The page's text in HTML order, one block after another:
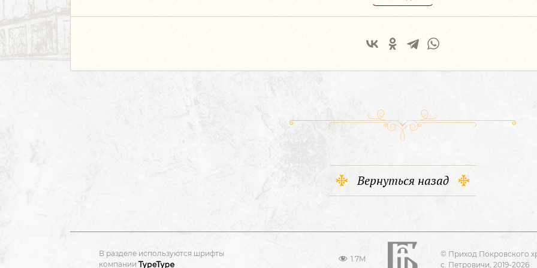
Вернуться назад
В разделе используются шрифты
компании
1.7M
© Приход Покровского
с. Петровичи, 2019-2026